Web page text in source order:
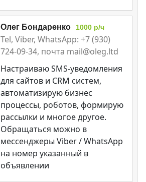
Олег Бондаренко 1000 р/ч
Tel, Viber, WhatsApp: +7 (930)
724-09-34, почта mail@oleg.ltd
Настраиваю SMS-уведомления
для сайтов и CRM систем,
автоматизирую бизнес
процессы, роботов, формирую
рассылки и многое другое.
Обращаться можно в
мессенджеры Viber / WhatsApp
на номер указанный в
объявлении